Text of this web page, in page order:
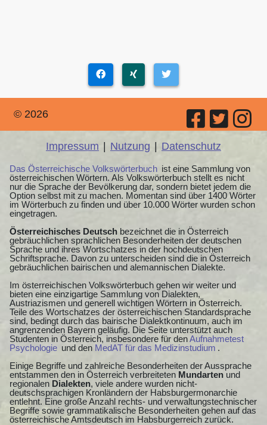
© 2026
Impressum | Nutzung | Datenschutz
Das Österreichische Volkswörterbuch ist eine Sammlung von
österreichischen Wörtern. Als Volkswörterbuch stellt es nicht
nur die Sprache der Bevölkerung dar, sondern bietet jedem die
Option selbst mit zu machen. Momentan sind über 1400 Wörter
im Wörterbuch zu finden und über 10.000 Wörter wurden schon
eingetragen.
Österreichisches Deutsch bezeichnet die in Österreich
gebräuchlichen sprachlichen Besonderheiten der deutschen
Sprache und ihres Wortschatzes in der hochdeutschen
Schriftsprache. Davon zu unterscheiden sind die in Österreich
gebräuchlichen bairischen und alemannischen Dialekte.
Im österreichischen Volkswörterbuch gehen wir weiter und
bieten eine einzigartige Sammlung von Dialekten,
Austriazismen und generell wichtigen Wörtern in Österreich.
Teile des Wortschatzes der österreichischen Standardsprache
sind, bedingt durch das bairische Dialektkontinuum, auch im
angrenzenden Bayern geläufig. Die Seite unterstützt auch
Studenten in Österreich, insbesondere für denAufnahmetest
Psychologie und den MedAT für das Medizinstudium .
Einige Begriffe und zahlreiche Besonderheiten der Aussprache
entstammen den in Österreich verbreiteten Mundarten und
regionalen Dialekten, viele andere wurden nicht-
deutschsprachigen Kronländern der Habsburgermonarchie
entlehnt. Eine große Anzahl rechts- und verwaltungstechnischer
Begriffe sowie grammatikalische Besonderheiten gehen auf das
österreichische Amtsdeutsch im Habsburgerreich zurück.